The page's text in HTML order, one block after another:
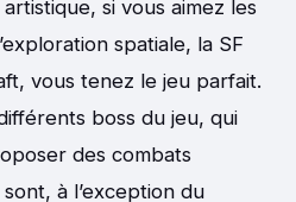
si vous aimez les
spatiale, la SF
vous tenez le jeu parfait.
boss du jeu, qui
des combats
à l’exception du